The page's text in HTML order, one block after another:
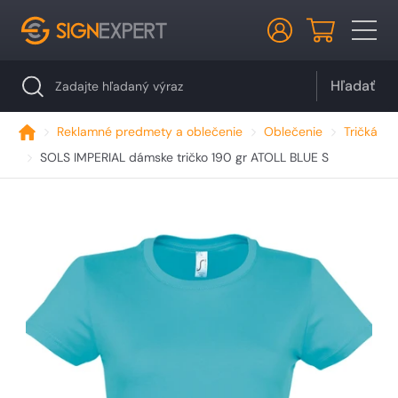
Hľadať
Reklamné predmety a oblečenie Oblečenie
Tričká
SOLS IMPERIAL dámske tričko 190 gr ATOLL BLUE S